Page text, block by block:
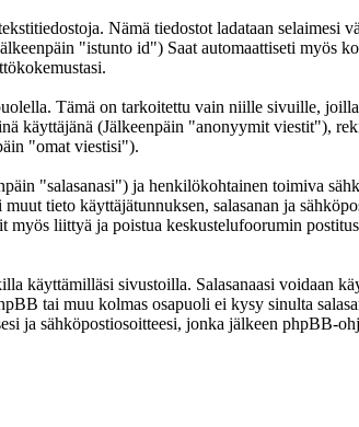
Nämä tiedostot ladataan selaimesi
"istunto id") Saat automaattiseti myös
Tämä on tarkoitettu vain niille sivuille,
käyttäjänä (Jälkeenpäin "anonyymit viestit"),
"omat viestisi").
"salasanasi") ja henkilökohtainen toimiva
tieto käyttäjätunnuksen, salasanan ja
liittyä ja poistua keskustelufoorumin
käyttämilläsi sivustoilla. Salasanaasi voidaan
tai muu kolmas osapuoli ei kysy sinulta
ja sähköpostiosoitteesi, jonka jälkeen phpBB-